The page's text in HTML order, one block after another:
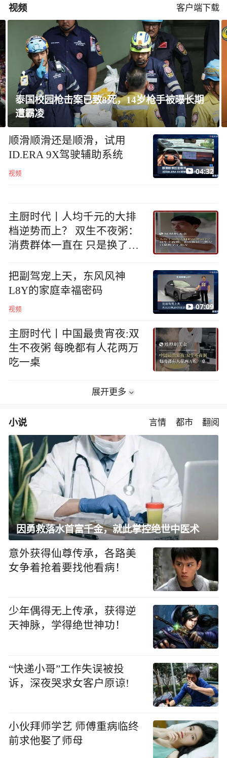
视频 客户端下载
泰国校园枪击案已致8死，14岁枪手被曝长期
遭霸凌
顺滑顺滑还是顺滑，试用
ID.ERA 9X驾驶辅助系统
视频 04:32
主厨时代丨人均千元的大排
档逆势而上？ 双生不夜粥：
消费群体一直在 只是换了个
把副驾宠上天，东风风神
L8Y的家庭幸福密码
视频 07:09
主厨时代丨中国最贵宵夜:双
生不夜粥 每晚都有人花两万
吃一桌
展开更多
小说 言情 都市 翻阅
因勇救落水首富千金，就此掌控绝世中医术
意外获得仙尊传承，各路美
女争着抢着要找他看病！
少年偶得无上传承，获得逆
天神脉，学得绝世神功！
“快递小哥”工作失误被投
诉，深夜哭求女客户原谅!
小伙拜师学艺 师傅重病临终
前求他娶了师母